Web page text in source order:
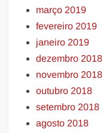
março 2019
fevereiro 2019
janeiro 2019
dezembro 2018
novembro 2018
outubro 2018
setembro 2018
agosto 2018